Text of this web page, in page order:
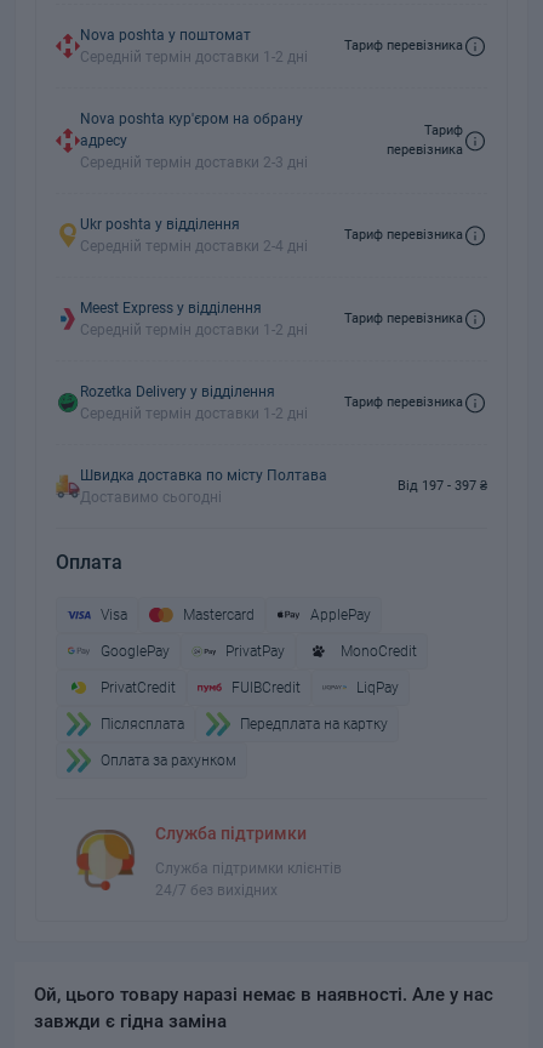
Nova poshta у поштомат
Середній термін доставки 1-2 дні
Тариф перевізника
Nova poshta кур'єром на обрану
адресу
Середній термін доставки 2-3 дні
Тариф
перевізника
Ukr poshta у відділення
Середній термін доставки 2-4 дні
Тариф перевізника
Meest Express у відділення
Середній термін доставки 1-2 дні
Тариф перевізника
Rozetka Delivery у відділення
Середній термін доставки 1-2 дні
Тариф перевізника
Швидка доставка по місту Полтава
Доставимо сьогодні
Від 197 - 397 ₴
Оплата
Visa Mastercard ApplePay
GooglePay PrivatPay MonoCredit
PrivatCredit FUIBCredit LiqPay
Пiслясплата Передплата на картку
Оплата за рахунком
Служба підтримки
Служба підтримки клієнтів
24/7 без вихідних
Ой, цього товару наразі немає в наявності. Але у нас
завжди є гідна заміна